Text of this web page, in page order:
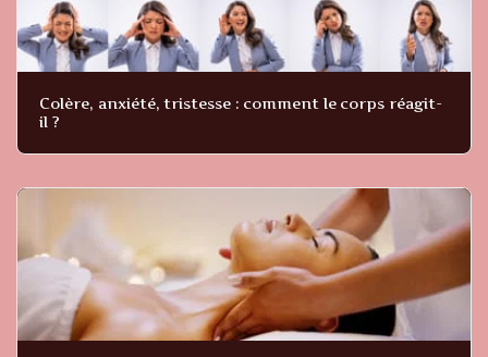
Colère, anxiété, tristesse : comment le corps réagit-
il ?